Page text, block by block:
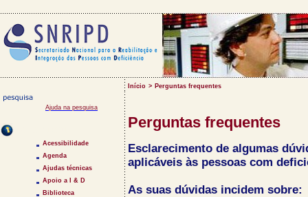
Início > Perguntas frequentes
Ajuda na pesquisa
Acessibilidade
Agenda
Ajudas técnicas
Apoio a I & D
Biblioteca
Perguntas frequentes
Esclarecimento de algumas
aplicáveis às pessoas com
As suas dúvidas incidem sobre: